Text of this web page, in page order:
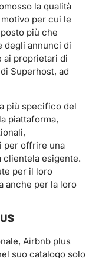
la qualità
per cui le
più che
degli annunci di
ai proprietari di
Superhost, ad
più specifico del
piattaforma,
per offrire una
clientela esigente.
per il loro
anche per la loro
Airbnb plus
suo catalogo solo